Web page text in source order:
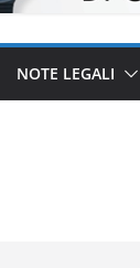
NOTE LEGALI